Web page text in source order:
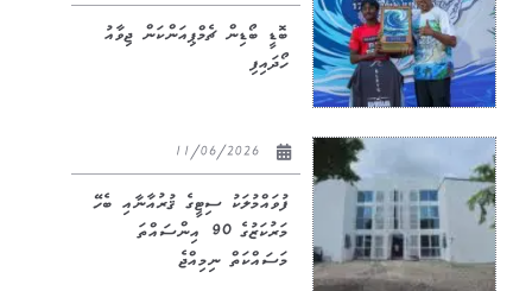
ބޮޑީ ބޯޑިން ޗެމްޕިއަންކަން ޖިވާއު
ހޯދައިފި
ފުވައްމުލަކު ސިޓީގެ ޤުރުއާނާއި ބެހޭ
މަރުކަޒުގެ 90 އިންސައްތަ
މަސައްކަތް ނިމިއްޖެ